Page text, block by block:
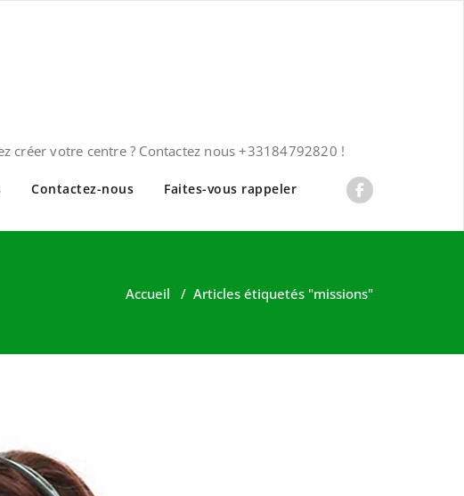
créer votre centre ? Contactez nous +33184792820 !
Contactez-nous Faites-vous rappeler
Accueil / Articles étiquetés "missions"